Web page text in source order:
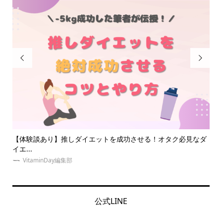

成功させる！オタク必見なダ
ジャニオタの量産型は絶滅危惧種！

公式LINE